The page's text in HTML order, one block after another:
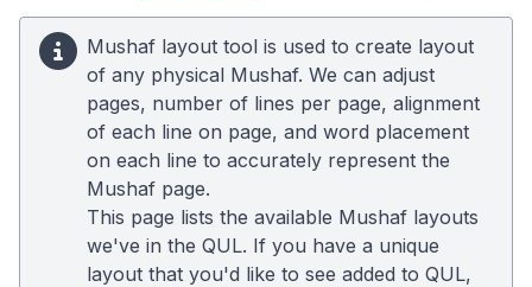
Mushaf layout tool is used to create layout
of any physical Mushaf. We can adjust
pages, number of lines per page, alignment
of each line on page, and word placement
on each line to accurately represent the
Mushaf page.
This page lists the available Mushaf layouts
we've in the QUL. If you have a unique
layout that you'd like to see added to QUL,